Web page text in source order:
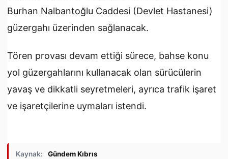
Burhan Nalbantoğlu Caddesi (Devlet Hastanesi)
güzergahı üzerinden sağlanacak.
Tören provası devam ettiği sürece, bahse konu
yol güzergahlarını kullanacak olan sürücülerin
yavaş ve dikkatli seyretmeleri, ayrıca trafik işaret
ve işaretçilerine uymaları istendi.
Kaynak: Gündem Kıbrıs